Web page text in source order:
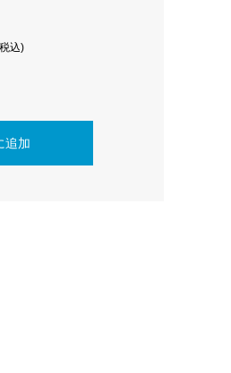
込)